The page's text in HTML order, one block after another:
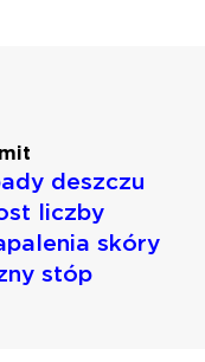
deszczu
liczby
skóry
stóp